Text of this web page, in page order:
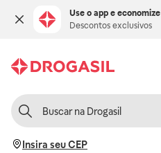
Use o app e economize
Descontos exclusivos
Insira seu CEP